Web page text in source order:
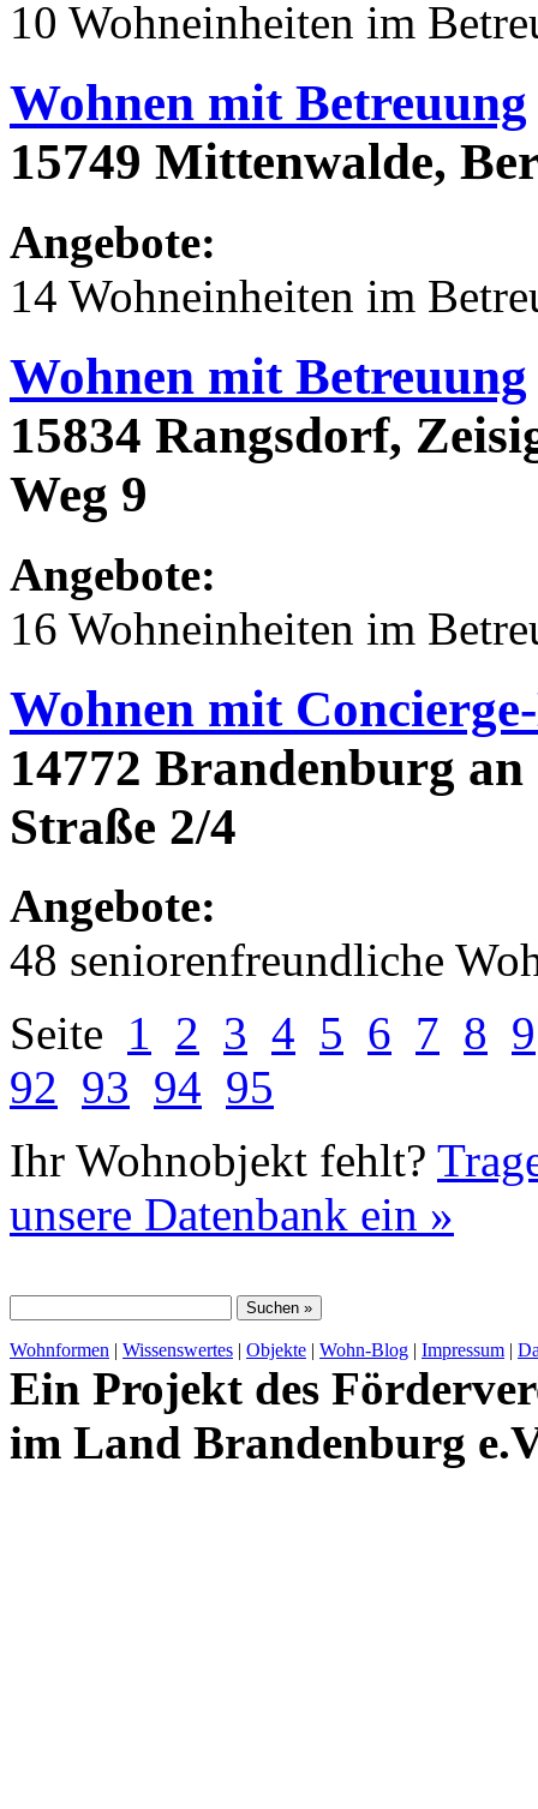
10 Wohneinheiten im
Wohnen mit Betreuung
15749 Mittenwalde,
Angebote:
14 Wohneinheiten im
Wohnen mit Betreuung
15834 Rangsdorf,
Weg 9
Angebote:
16 Wohneinheiten im
Wohnen mit
14772 Brandenburg
Straße 2/4
Angebote:
48 seniorenfreundliche
Seite 1 2 3 4 5 6 7 8 9
92 93 94 95
Ihr Wohnobjekt fehlt?
unsere Datenbank ein »
Wohnformen | Wissenswertes | Objekte | Wohn-Blog | Impressum |
Ein Projekt des
im Land Brandenburg